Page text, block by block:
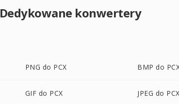
Dedykowane konwertery
PNG do PCX BMP do
GIF do PCX JPEG do